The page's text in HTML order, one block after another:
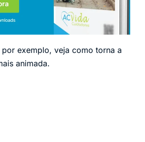
exemplo, veja como torna a
animada.